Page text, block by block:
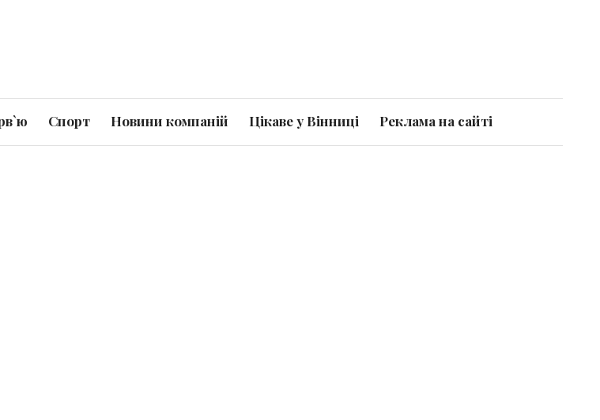
Спорт Новини компаній Цікаве у Вінниці Реклама на сайті